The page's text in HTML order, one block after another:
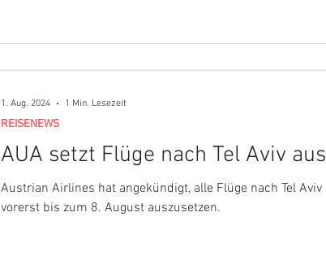
AUA setzt Flüge nach Tel Aviv aus
Austrian Airlines hat angekündigt, alle Flüge nach Tel Aviv
vorerst bis zum 8. August auszusetzen.
REISENEWS
1. Aug. 2024 1 Min. Lesezeit